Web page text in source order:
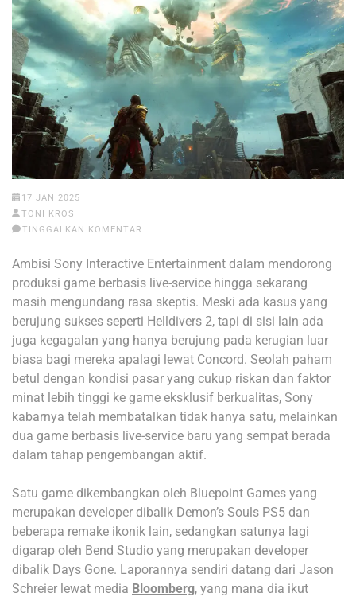
17 JAN 2025
TONI KROS
TINGGALKAN KOMENTAR
Ambisi Sony Interactive Entertainment dalam mendorong
produksi game berbasis live-service hingga sekarang
masih mengundang rasa skeptis. Meski ada kasus yang
berujung sukses seperti Helldivers 2, tapi di sisi lain ada
juga kegagalan yang hanya berujung pada kerugian luar
biasa bagi mereka apalagi lewat Concord. Seolah paham
betul dengan kondisi pasar yang cukup riskan dan faktor
minat lebih tinggi ke game eksklusif berkualitas, Sony
kabarnya telah membatalkan tidak hanya satu, melainkan
dua game berbasis live-service baru yang sempat berada
dalam tahap pengembangan aktif.
Satu game dikembangkan oleh Bluepoint Games yang
merupakan developer dibalik Demon’s Souls PS5 dan
beberapa remake ikonik lain, sedangkan satunya lagi
digarap oleh Bend Studio yang merupakan developer
dibalik Days Gone. Laporannya sendiri datang dari Jason
Schreier lewat media Bloomberg, yang mana dia ikut